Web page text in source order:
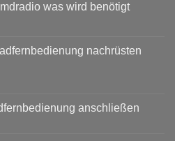
was wird benötigt
nachrüsten
anschließen